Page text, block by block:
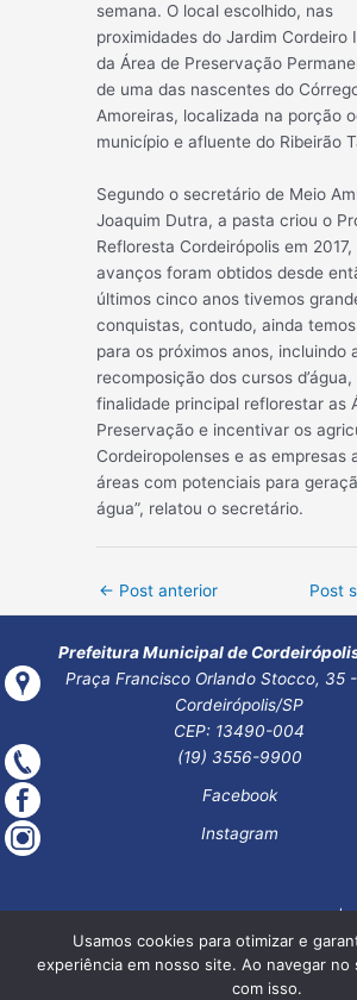
semana. O local escolhido, nas
proximidades do Jardim Cordeiro
da Área de Preservação
de uma das nascentes do
Amoreiras, localizada na porção
município e afluente do Ribeirão
Segundo o secretário de Meio
Joaquim Dutra, a pasta criou o
Refloresta Cordeirópolis em
avanços foram obtidos desde
últimos cinco anos tivemos
conquistas, contudo, ainda
para os próximos anos, incluindo
recomposição dos cursos
finalidade principal reflorestar as
Preservação e incentivar os
Cordeiropolenses e as empresas
áreas com potenciais para
água”, relatou o secretário.
Post
← Post anterior Post
Prefeitura Municipal de
Praça Francisco Orlando Stocco, 35
Cordeirópolis/SP
CEP: 13490-004
(19) 3556-9900
Facebook
Instagram
Usamos cookies para otimizar e
experiência em nosso site. Ao navegar
com isso.